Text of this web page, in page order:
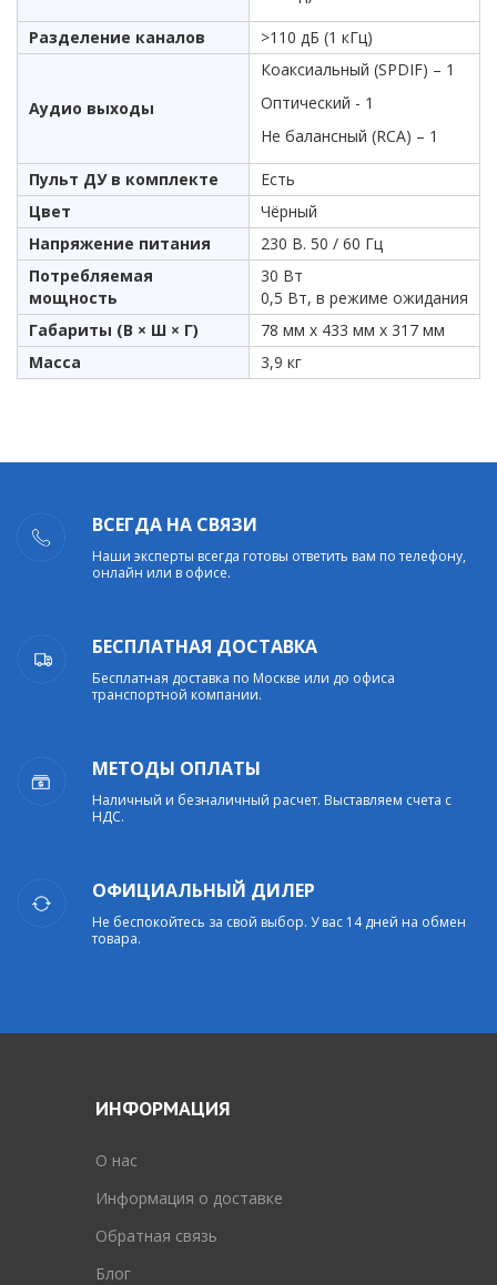
Разделение каналов >110 дБ (1 кГц)
Аудио выходы
Коаксиальный (SPDIF) – 1
Оптический - 1
Не балансный (RCA) – 1
Пульт ДУ в комплекте
Есть
Цвет
Чёрный
Напряжение питания
230 В. 50 / 60 Гц
Потребляемая
мощность
30 Вт
0,5 Вт, в режиме ожидания
Габариты (В × Ш × Г)
78 мм х 433 мм х 317 мм
Масса
3,9 кг
ВСЕГДА НА СВЯЗИ
Наши эксперты всегда готовы ответить вам по телефону,
онлайн или в офисе.
БЕСПЛАТНАЯ ДОСТАВКА
Бесплатная доставка по Москве или до офиса
транспортной компании.
МЕТОДЫ ОПЛАТЫ
Наличный и безналичный расчет. Выставляем счета с
НДС.
ОФИЦИАЛЬНЫЙ ДИЛЕР
Не беспокойтесь за свой выбор. У вас 14 дней на обмен
товара.
ИНФОРМАЦИЯ
O нас
Информация о доставке
Обратная связь
Блог